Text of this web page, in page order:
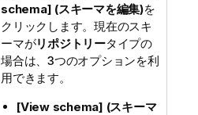
schema] (スキーマを編集)を
クリックします。現在のスキ
ーマがリポジトリータイプの
場合は、3つのオプションを利
用できます。
[View schema] (スキーマ